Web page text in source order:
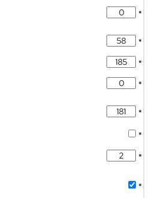
*
*
*
*
*
*
*
*